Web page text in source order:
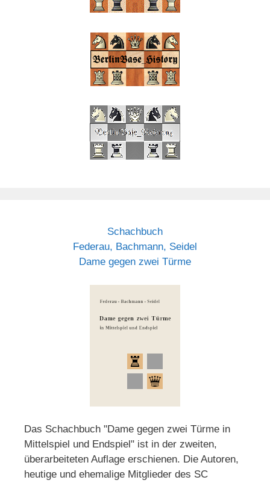
Schachbuch
Federau, Bachmann, Seidel
Dame gegen zwei Türme
Das Schachbuch "Dame gegen zwei Türme in
Mittelspiel und Endspiel" ist in der zweiten,
überarbeiteten Auflage erschienen. Die Autoren,
heutige und ehemalige Mitglieder des SC